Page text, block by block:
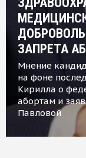
ЗАПРЕТА
Мнение
на фоне
Кирилла о
абортам и
Павловой